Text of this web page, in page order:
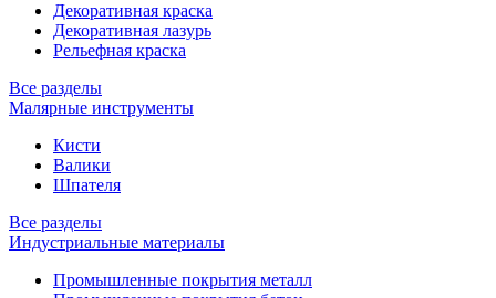
Декоративная краска
Декоративная лазурь
Рельефная краска
Все разделы
Малярные инструменты
Кисти
Валики
Шпателя
Все разделы
Индустриальные материалы
Промышленные покрытия металл